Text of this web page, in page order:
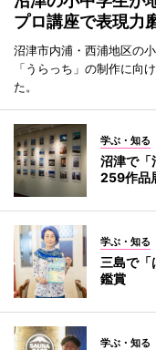
プロ講座で表現力
沼津市内浦・西浦地区の
「うらっち」の制作に向
た。
学ぶ・知る
沼津で「
259作品
学ぶ・知る
三島で
鑑賞
学ぶ・知る